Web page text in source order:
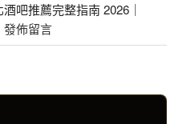
酒吧推薦完整指南 2026｜
發佈留言